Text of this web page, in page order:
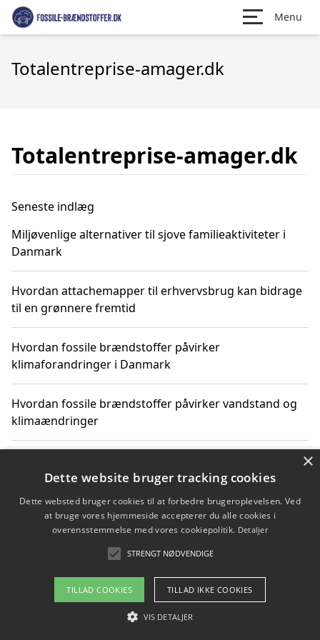
Menu
Totalentreprise-amager.dk
Totalentreprise-amager.dk
Seneste indlæg
Miljøvenlige alternativer til sjove familieaktiviteter i
Danmark
Hvordan attachemapper til erhvervsbrug kan bidrage
til en grønnere fremtid
Hvordan fossile brændstoffer påvirker
klimaforandringer i Danmark
Hvordan fossile brændstoffer påvirker vandstand og
klimaændringer
vores perspektiv
Copyright 2026 - Pilanto Aps
Om / kontakt
×
Dette website bruger tracking cookies
Dette websted bruger cookies til at forbedre brugeroplevelsen. Ved
at bruge vores hjemmeside accepterer du alle cookies i
overensstemmelse med vores cookiepolitik. Detaljer
STRENGT NØDVENDIGE
TILLAD COOKIES TILLAD IKKE COOKIES
VIS DETALJER